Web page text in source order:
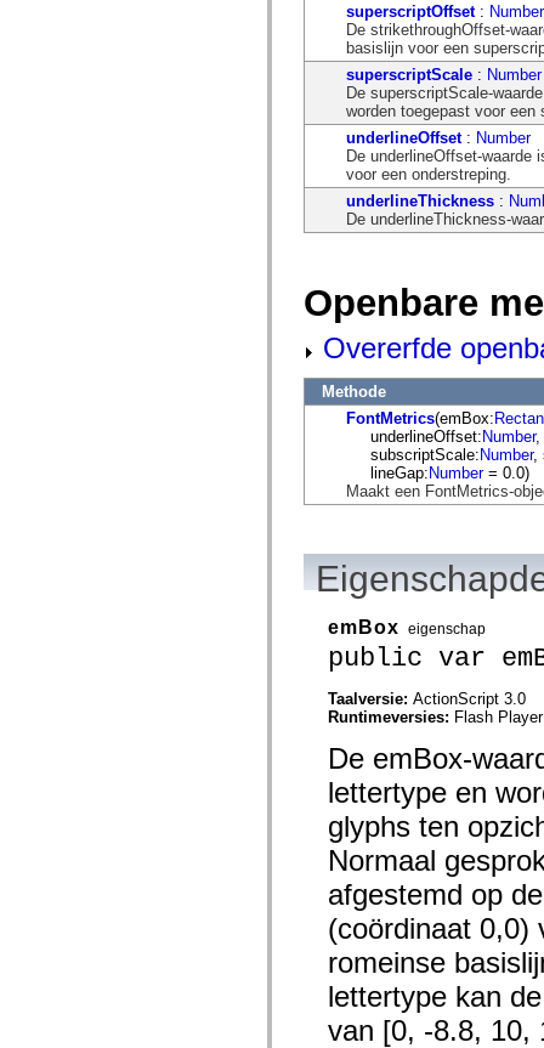
mx.automation.delegates.advancedDataGrid
mx.automation.delegates.controls.dataGridClasses
mx.automation.delegates.controls.fileSystemClasses
superscriptOffset: Number
De strikethroughOffset-
basislijn voor een
superscriptScale : Number
De superscriptScale-
worden toegepast voor een
underlineOffset: Number
De underlineOffset-waarde
voor een onderstreping.
underlineThickness :
De underlineThickness-
Openbare
Overerfde
Methode
FontMetrics(emBox:
underlineOffset:Number,
subscriptScale:Number,
lineGap:Number= 0.0)
Maakt een FontMetrics-
emBox eigenschap
public var
Taalversie: ActionScript 3.0
Runtimeversies: Flash
De emBox-
lettertype en
glyphs ten
Normaal
afgestemd op
(coördinaat 0,0)
romeinse
lettertype kan
van [0, -8.8, 10,